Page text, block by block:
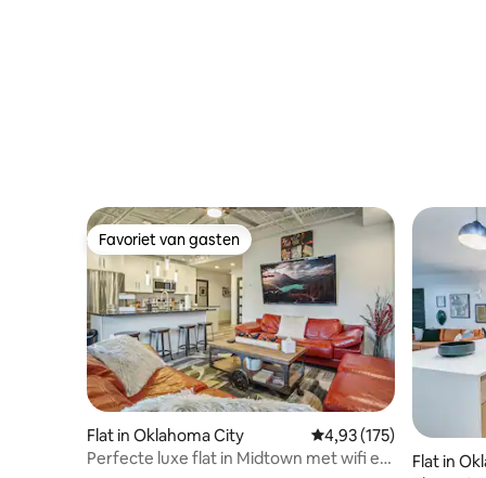
Favoriet van gasten
Favoriet van gasten
Flat in Oklahoma City Gemiddelde
4,93 (175)
Perfecte luxe flat in Midtown met wifi en
Flat in